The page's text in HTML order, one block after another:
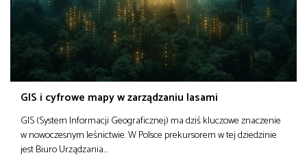
GIS i cyfrowe mapy w zarządzaniu lasami
GIS (System Informacji Geograficznej) ma dziś kluczowe znaczenie
w nowoczesnym leśnictwie. W Polsce prekursorem w tej dziedzinie
jest Biuro Urządzania…